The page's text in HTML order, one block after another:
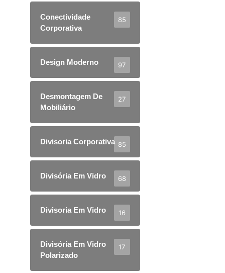
Conectividade
Corporativa
85
Design Moderno 97
Desmontagem De
Mobiliário
27
Divisoria Corporativa 85
Divisória Em Vidro 68
Divisoria Em Vidro 16
Divisória Em Vidro
Polarizado
17